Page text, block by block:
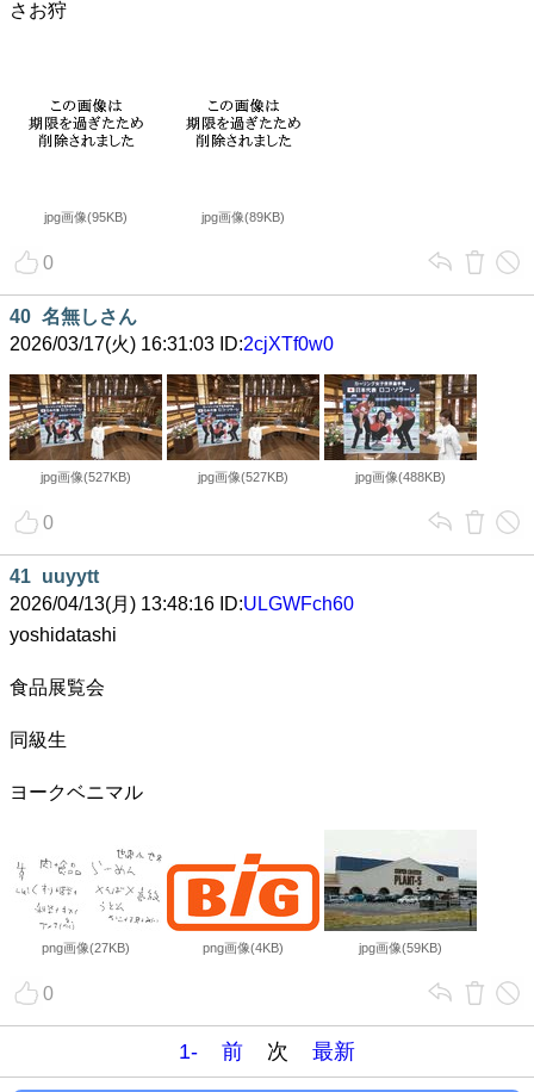
さお狩
jpg画像(95KB) jpg画像(89KB)
0
40 名無しさん
2026/03/17(火) 16:31:03 ID:2cjXTf0w0
jpg画像(527KB) jpg画像(527KB) jpg画像(488KB)
0
41 uuyytt
2026/04/13(月) 13:48:16 ID:ULGWFch60
yoshidatashi
食品展覧会
同級生
ヨークベニマル
png画像(27KB) png画像(4KB) jpg画像(59KB)
0
1- 前 次 最新